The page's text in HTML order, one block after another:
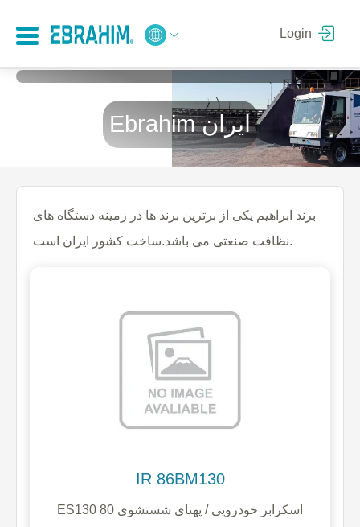
Login
Ebrahim ایران
برند ابراهیم یکی از برترین برند ها در زمینه دستگاه های
نظافت صنعتی می باشد.ساخت کشور ایران است.
IR 86BM130
ES130 اسکرابر خودرویی / پهنای شستشوی 80